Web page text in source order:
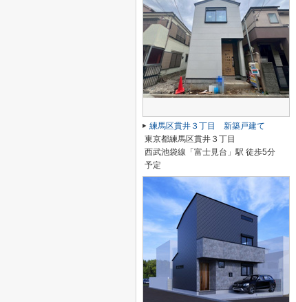
練馬区貫井３丁目 新築戸建て
東京都練馬区貫井３丁目
西武池袋線「富士見台」駅 徒歩5分
予定